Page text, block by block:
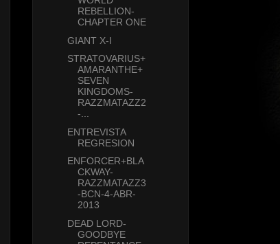
REBELLION-
CHAPTER ONE
GIANT X-I
STRATOVARIUS+
AMARANTHE+
SEVEN
KINGDOMS-
RAZZMATAZZ2
-...
ENTREVISTA
REGRESION
ENFORCER+BLA
CKWAY-
RAZZMATAZZ3
-BCN-4-ABR-
2013
DEAD LORD-
GOODBYE